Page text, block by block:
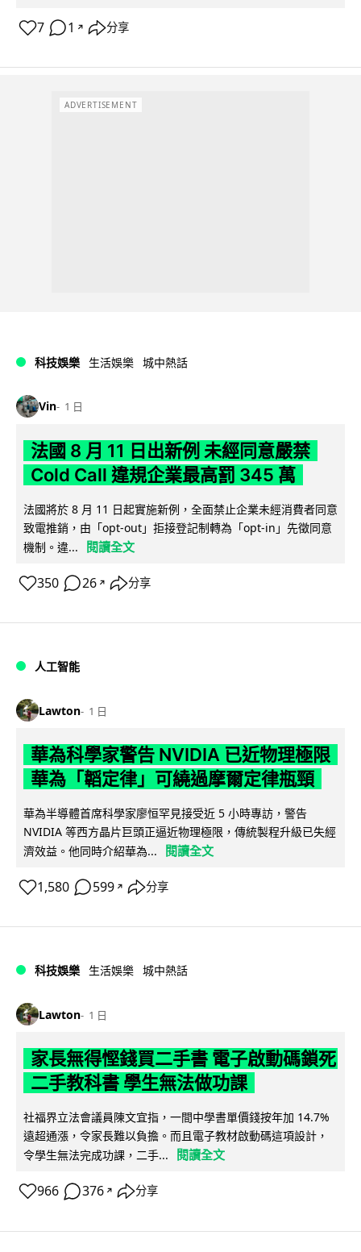
7 1 ↗ 分享
ADVERTISEMENT
科技娛樂 生活娛樂 城中熱話
Vin 1 日
法國 8 月 11 日出新例 未經同意嚴禁
Cold Call 違規企業最高罰 345 萬
法國將於 8 月 11 日起實施新例，全面禁止企業未經消費者同意
致電推銷，由「opt-out」拒接登記制轉為「opt-in」先徵同意
機制。違...
閱讀全文
350 26 ↗ 分享
人工智能
Lawton 1 日
華為科學家警告 NVIDIA 已近物理極限
華為「韜定律」可繞過摩爾定律瓶頸
華為半導體首席科學家廖恒罕見接受近 5 小時專訪，警告
NVIDIA 等西方晶片巨頭正逼近物理極限，傳統製程升級已失經
濟效益。他同時介紹華為...
閱讀全文
1,580 599 ↗ 分享
科技娛樂 生活娛樂 城中熱話
Lawton 1 日
家長無得慳錢買二手書 電子啟動碼鎖死
二手教科書 學生無法做功課
社福界立法會議員陳文宜指，一間中學書單價錢按年加 14.7%
遠超通漲，令家長難以負擔。而且電子教材啟動碼這項設計，
令學生無法完成功課，二手...
閱讀全文
966 376 ↗ 分享